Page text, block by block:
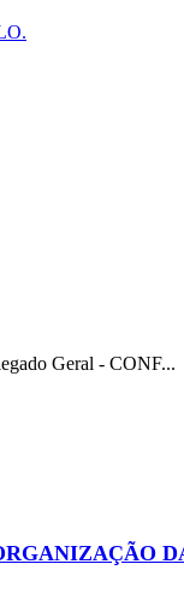
Geral - CONF...